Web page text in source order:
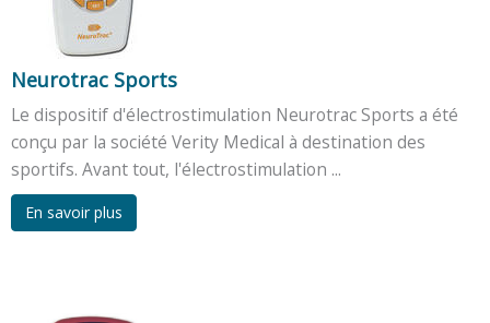
Neurotrac Sports
Le dispositif d'électrostimulation Neurotrac Sports a été
conçu par la société Verity Medical à destination des
sportifs. Avant tout, l'électrostimulation ...
En savoir plus